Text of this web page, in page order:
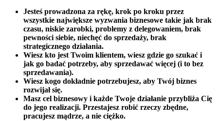
Jesteś prowadzona za rękę, krok po kroku przez
wszystkie największe wyzwania biznesowe takie jak brak
czasu, niskie zarobki, problemy z delegowaniem, brak
pewności siebie, niechęć do sprzedaży, brak
strategicznego działania.
Wiesz kto jest Twoim klientem, wiesz gdzie go szukać i
jak go badać potrzeby, aby sprzedawać więcej (i to bez
sprzedawania).
Wiesz kogo dokładnie potrzebujesz, aby Twój biznes
rozwijał się.
Masz cel biznesowy i każde Twoje działanie przybliża Cię
do jego realizacji. Przestajesz robić rzeczy zbędne,
pracujesz mądrze, a nie ciężko.